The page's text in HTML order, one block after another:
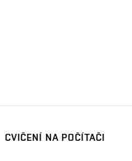
CVIČENÍ NA POČÍTAČI